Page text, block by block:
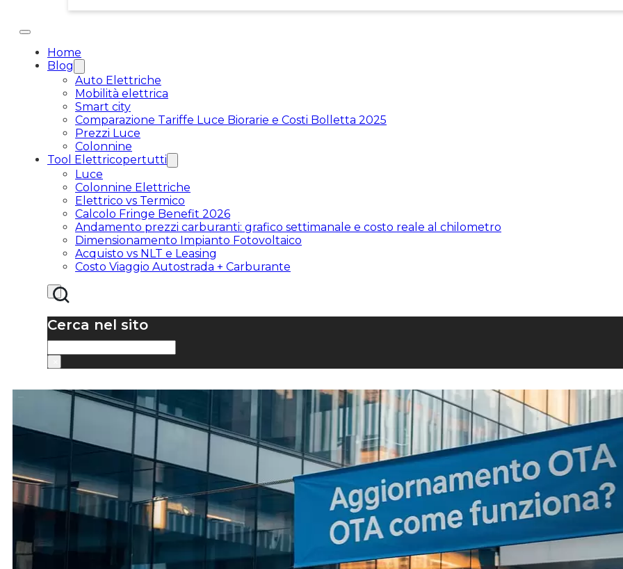
Home
Blog
Auto Elettriche
Mobilità elettrica
Smart city
Comparazione Tariffe Luce Biorarie e Costi Bolletta 2025
Prezzi Luce
Colonnine
Tool Elettricopertutti
Luce
Colonnine Elettriche
Elettrico vs Termico
Calcolo Fringe Benefit 2026
Andamento prezzi carburanti: grafico settimanale e costo reale al chilometro
Dimensionamento Impianto Fotovoltaico
Acquisto vs NLT e Leasing
Costo Viaggio Autostrada + Carburante
Cerca nel sito